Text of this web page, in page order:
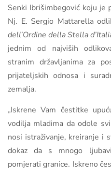
Senki Ibrišimbegović koju je
Nj. E. Sergio Mattarella
dell’Ordine della Stella
jednim od najviših
stranim državljanima za
prijateljskih odnosa i
zemalja.
„Iskrene Vam čestitke
vodilja mladima da odole
nosi istraživanje, kreiranje i
dokaz da s mnogo
pomjerati granice. Iskreno